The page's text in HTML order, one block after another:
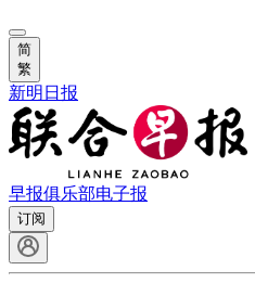
简
繁
新明日报
早报俱乐部电子报
订阅